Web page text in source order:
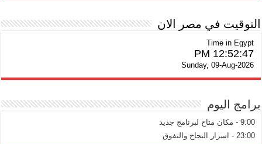
التوقيت في مصر الان
Time in Egypt
12:52:48 PM
Sunday, 09-Aug-2026
برامج اليوم
9:00 - مكان متاح لبرنامج جديد
23:00 - اسرار النجاح والتفوق